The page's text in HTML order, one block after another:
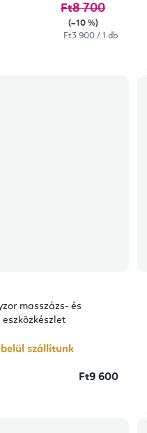
Ft8 700
(–10 %)
Egységár:
Ft3 900 / 1 db
masszázs- és
szállítunk
Ft9 600